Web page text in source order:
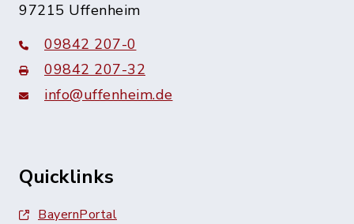
97215 Uffenheim
09842 207-0
09842 207-32
info@uffenheim.de
Quicklinks
BayernPortal